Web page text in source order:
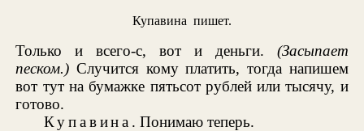
Купавина пишет.
Только и всего-с, вот и деньги. (Засыпает
песком.) Случится кому платить, тогда напишем
вот тут на бумажке пятьсот рублей или тысячу, и
готово.
Купавина . Понимаю теперь.